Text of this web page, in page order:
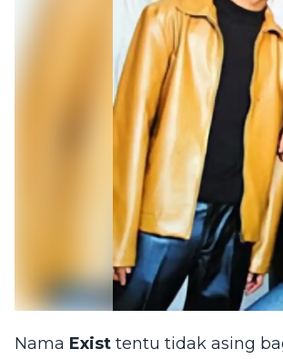
Nama Exist tentu tidak asing